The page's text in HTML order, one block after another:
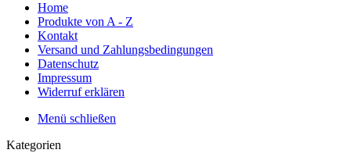
Home
Produkte von A - Z
Kontakt
Versand und Zahlungsbedingungen
Datenschutz
Impressum
Widerruf erklären
Menü schließen
Kategorien